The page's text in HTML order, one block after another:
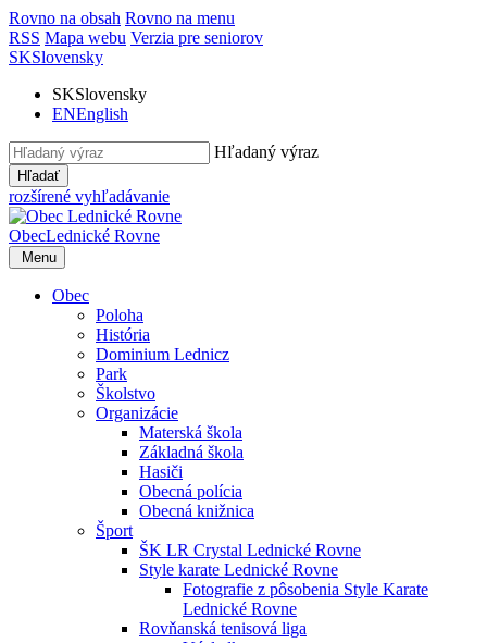
Rovno na obsah Rovno na menu
RSS Mapa webu Verzia pre seniorov
SKSlovensky
SKSlovensky
ENEnglish
Hľadaný výraz
Hľadať
rozšírené vyhľadávanie
ObecLednické Rovne
Menu
Obec
Poloha
História
Dominium Lednicz
Park
Školstvo
Organizácie
Materská škola
Základná škola
Hasiči
Obecná polícia
Obecná knižnica
Šport
ŠK LR Crystal Lednické Rovne
Style karate Lednické Rovne
Fotografie z pôsobenia Style Karate
Lednické Rovne
Rovňanská tenisová liga